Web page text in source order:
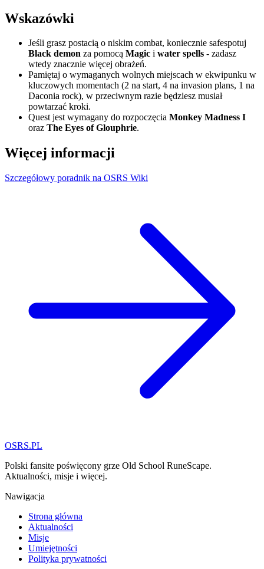
Wskazówki
Jeśli grasz postacią o niskim combat, koniecznie safespotuj
Black demon za pomocą Magic i water spells - zadasz
wtedy znacznie więcej obrażeń.
Pamiętaj o wymaganych wolnych miejscach w ekwipunku w
kluczowych momentach (2 na start, 4 na invasion plans, 1 na
Daconia rock), w przeciwnym razie będziesz musiał
powtarzać kroki.
Quest jest wymagany do rozpoczęcia Monkey Madness I
oraz The Eyes of Glouphrie.
Więcej informacji
Szczegółowy poradnik na OSRS Wiki
OSRS.PL
Polski fansite poświęcony grze Old School RuneScape.
Aktualności, misje i więcej.
Nawigacja
Strona główna
Aktualności
Misje
Umiejętności
Polityka prywatności